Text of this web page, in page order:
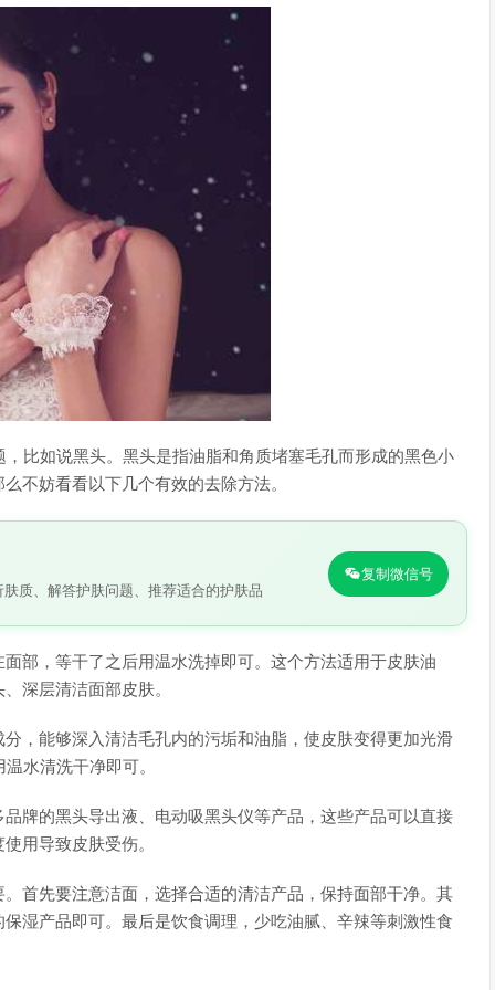
比如说黑头。黑头是指油脂和角质堵塞毛孔而形成的黑色小
不妨看看以下几个有效的去除方法。
质、解答护肤问题、推荐适合的护肤品
复制微信号
部，等干了之后用温水洗掉即可。这个方法适用于皮肤油
深层清洁面部皮肤。
，能够深入清洁毛孔内的污垢和油脂，使皮肤变得更加光滑
水清洗干净即可。
牌的黑头导出液、电动吸黑头仪等产品，这些产品可以直接
用导致皮肤受伤。
首先要注意洁面，选择合适的清洁产品，保持面部干净。其
湿产品即可。最后是饮食调理，少吃油腻、辛辣等刺激性食